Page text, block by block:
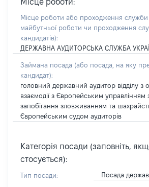
Місце роботи:
Місце роботи або проходження служби
майбутньої роботи чи проходження
кандидатів):
ДЕРЖАВНА АУДИТОРСЬКА СЛУЖБА
Займана посада (або посада, на яку
кандидат):
головний державний аудитор відділу з
взаємодії з Європейським управлінням
запобігання зловживанням та
Європейським судом аудиторів
Категорія посади (заповніть,
стосується):
Тип посади: Посада